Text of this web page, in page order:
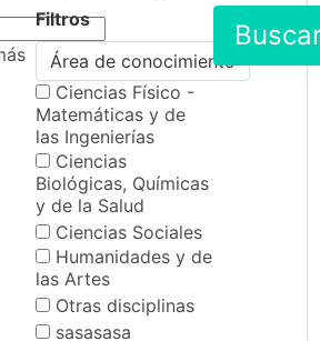
Filtros
Área de conocimiento
Ciencias Físico -
Matemáticas y de
las Ingenierías
Ciencias
Biológicas, Químicas
y de la Salud
Ciencias Sociales
Humanidades y de
las Artes
Otras disciplinas
sasasasa